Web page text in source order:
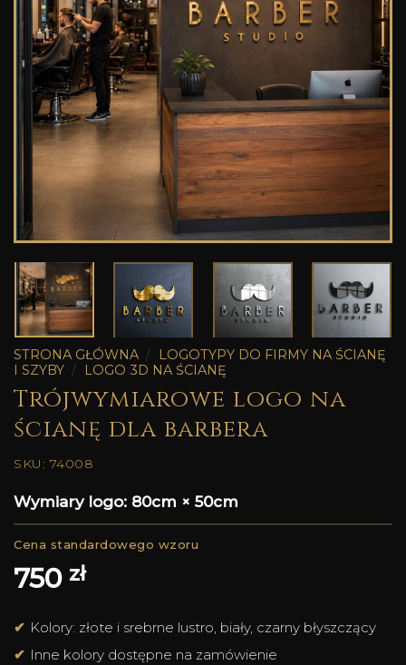
STRONA GŁÓWNA /
LOGOTYPY DO FIRMY NA ŚCIANĘ
I SZYBY / LOGO 3D NA ŚCIANĘ
Trójwymiarowe logo na
ścianę dla barbera
SKU: 74008
Wymiary logo: 80cm × 50cm
750 zł
Kolory: złote i srebrne lustro, biały, czarny błyszczący
Inne kolory dostępne na zamówienie